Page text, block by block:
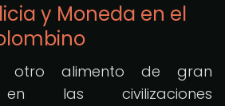
y Moneda en el
otro alimento de gran
en las civilizaciones